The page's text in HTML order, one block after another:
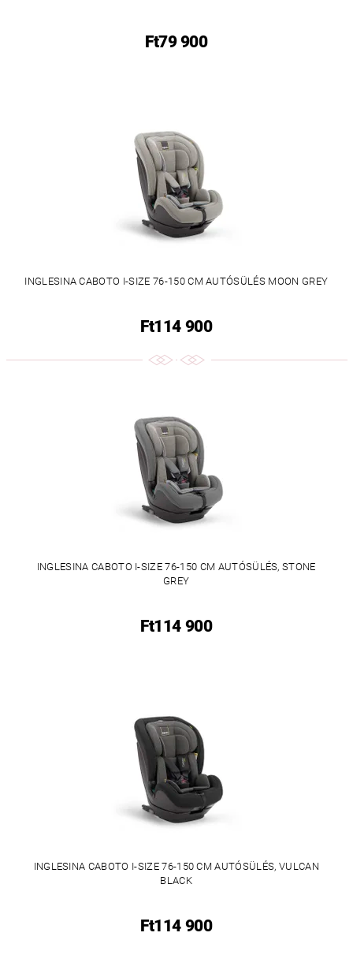
Ft79 900
INGLESINA CABOTO I-SIZE 76-150 CM AUTÓSÜLÉS MOON GREY
Ft114 900
INGLESINA CABOTO I-SIZE 76-150 CM AUTÓSÜLÉS, STONE
GREY
Ft114 900
INGLESINA CABOTO I-SIZE 76-150 CM AUTÓSÜLÉS, VULCAN
BLACK
Ft114 900